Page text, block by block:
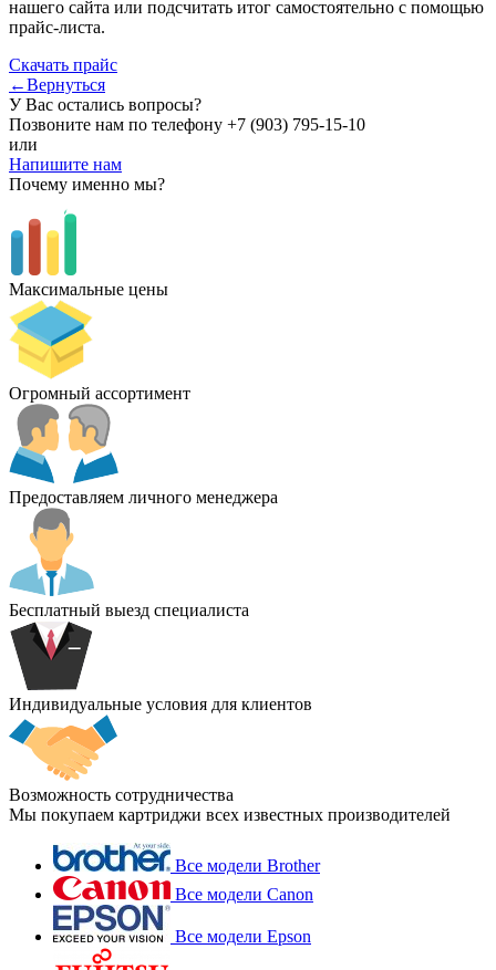
нашего сайта или подсчитать итог самостоятельно с помощью
прайс-листа.
Скачать прайс
←Вернуться
У Вас остались вопросы?
Позвоните нам по телефону +7 (903) 795-15-10
или
Напишите нам
Почему именно мы?
Максимальные цены
Огромный ассортимент
Предоставляем личного менеджера
Бесплатный выезд специалиста
Индивидуальные условия для клиентов
Возможность сотрудничества
Мы покупаем картриджи всех известных производителей
Все модели Brother
Все модели Canon
Все модели Epson